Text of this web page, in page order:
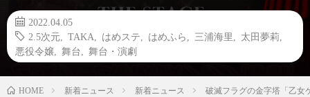
2022.04.05
2.5次元
TAKA はめステ はめふら 三浦海里 太田夢莉
悪役令嬢
舞台 舞台・演劇
HOME 新着ニュース 新着ニュース 破滅フラグの金字塔「乙女